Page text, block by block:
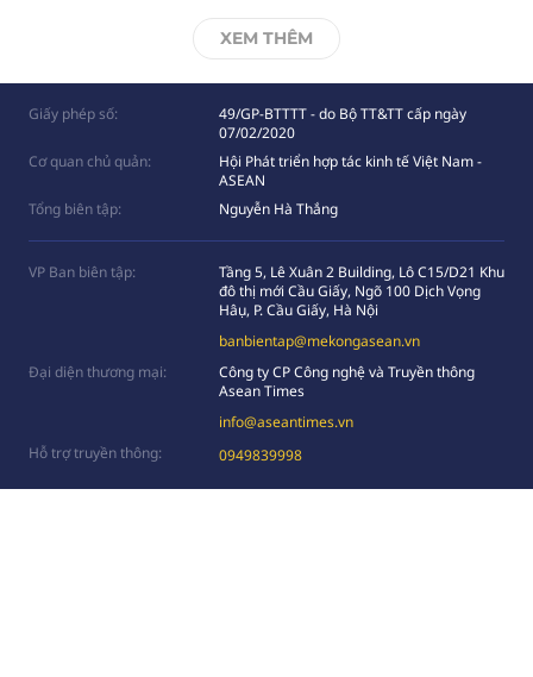
XEM THÊM
Giấy phép số:
49/GP-BTTTT - do Bộ TT&TT cấp ngày
07/02/2020
Cơ quan chủ quản:
Hội Phát triển hợp tác kinh tế Việt Nam -
ASEAN
Tổng biên tập:
Nguyễn Hà Thắng
VP Ban biên tập:
Tầng 5, Lê Xuân 2 Building, Lô C15/D21 Khu
đô thị mới Cầu Giấy, Ngõ 100 Dịch Vọng
Hâụ, P. Cầu Giấy, Hà Nội
banbientap@mekongasean.vn
Đại diện thương mại:
Công ty CP Công nghệ và Truyền thông
Asean Times
info@aseantimes.vn
Hỗ trợ truyền thông:
0949839998